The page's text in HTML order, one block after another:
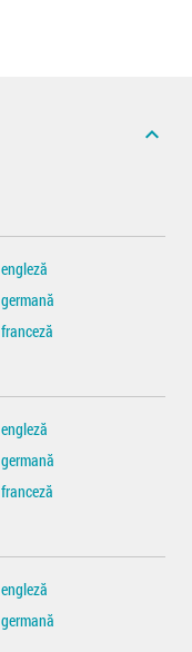
expand_less
engleză
germană
franceză
engleză
germană
franceză
engleză
germană